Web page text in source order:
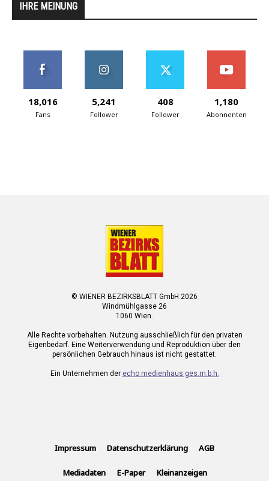
IHRE MEINUNG
18,016
Fans
5,241
Follower
408
Follower
1,180
Abonnenten
© WIENER BEZIRKSBLATT GmbH 2026
Windmühlgasse 26
1060 Wien.
Alle Rechte vorbehalten. Nutzung ausschließlich für den privaten
Eigenbedarf. Eine Weiterverwendung und Reproduktion über den
persönlichen Gebrauch hinaus ist nicht gestattet.
Ein Unternehmen der echo medienhaus ges.m.b.h.
Impressum Datenschutzerklärung AGB
Mediadaten E-Paper Kleinanzeigen